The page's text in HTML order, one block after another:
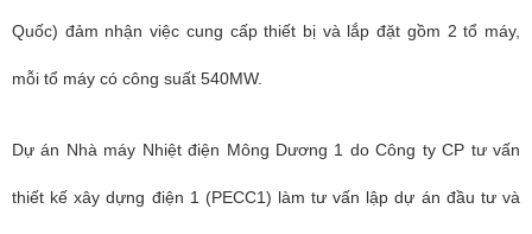
Quốc) đảm nhận việc cung cấp thiết bị và lắp đặt gồm 2 tổ máy,
mỗi tổ máy có công suất 540MW.
Dự án Nhà máy Nhiệt điện Mông Dương 1 do Công ty CP tư vấn
thiết kế xây dựng điện 1 (PECC1) làm tư vấn lập dự án đầu tư và